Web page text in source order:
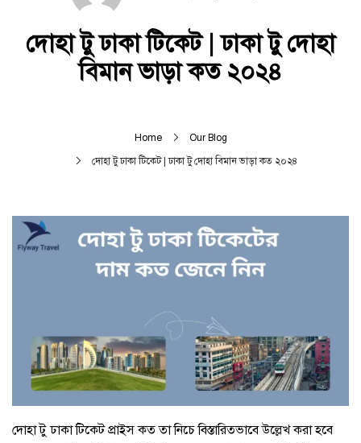
দোহা টু ঢাকা টিকেট | ঢাকা টু দোহা
বিমান ভাড়া কত ২০২৪
Home Our Blog
দোহা টু ঢাকা টিকেট | ঢাকা টু দোহা বিমান ভাড়া কত ২০২৪
দোহা টু ঢাকা টিকেট প্রাইস কত তা নিচে বিস্তারিতভাবে উল্লেখ করা হবে